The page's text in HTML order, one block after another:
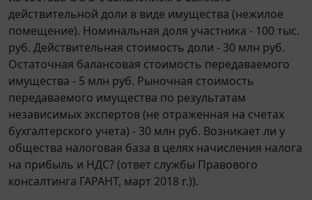
действительной доли в виде имущества (нежилое
помещение). Номинальная доля участника - 100 тыс.
руб. Действительная стоимость доли - 30 млн руб.
Остаточная балансовая стоимость передаваемого
имущества - 5 млн руб. Рыночная стоимость
передаваемого имущества по результатам
независимых экспертов (не отраженная на счетах
бухгалтерского учета) - 30 млн руб. Возникает ли у
общества налоговая база в целях начисления налога
на прибыль и НДС? (ответ службы Правового
консалтинга ГАРАНТ, март 2018 г.)).